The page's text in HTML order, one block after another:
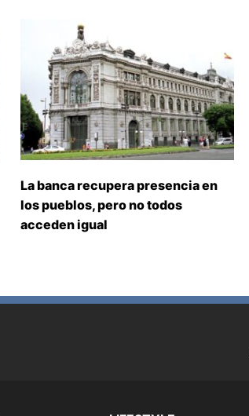
La banca recupera presencia en
los pueblos, pero no todos
acceden igual